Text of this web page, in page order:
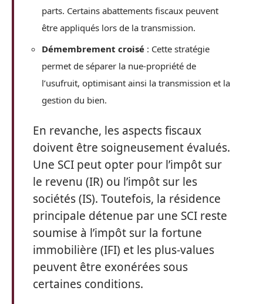
parts. Certains abattements fiscaux peuvent
être appliqués lors de la transmission.
Démembrement croisé : Cette stratégie
permet de séparer la nue-propriété de
l’usufruit, optimisant ainsi la transmission et la
gestion du bien.
En revanche, les aspects fiscaux
doivent être soigneusement évalués.
Une SCI peut opter pour l’impôt sur
le revenu (IR) ou l’impôt sur les
sociétés (IS). Toutefois, la résidence
principale détenue par une SCI reste
soumise à l’impôt sur la fortune
immobilière (IFI) et les plus-values
peuvent être exonérées sous
certaines conditions.